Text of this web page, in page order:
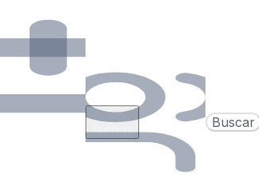
Añadir
fechas
Buscar